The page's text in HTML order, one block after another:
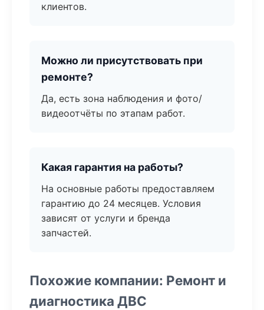
клиентов.
Можно ли присутствовать при
ремонте?
Да, есть зона наблюдения и фото/
видеоотчёты по этапам работ.
Какая гарантия на работы?
На основные работы предоставляем
гарантию до 24 месяцев. Условия
зависят от услуги и бренда
запчастей.
Похожие компании: Ремонт и
диагностика ДВС